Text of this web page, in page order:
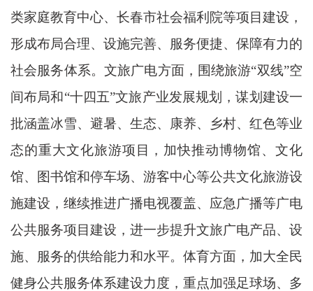
类家庭教育中心、长春市社会福利院等项目建设，
形成布局合理、设施完善、服务便捷、保障有力的
社会服务体系。文旅广电方面，围绕旅游“双线”空
间布局和“十四五”文旅产业发展规划，谋划建设一
批涵盖冰雪、避暑、生态、康养、乡村、红色等业
态的重大文化旅游项目，加快推动博物馆、文化
馆、图书馆和停车场、游客中心等公共文化旅游设
施建设，继续推进广播电视覆盖、应急广播等广电
公共服务项目建设，进一步提升文旅广电产品、设
施、服务的供给能力和水平。体育方面，加大全民
健身公共服务体系建设力度，重点加强足球场、多